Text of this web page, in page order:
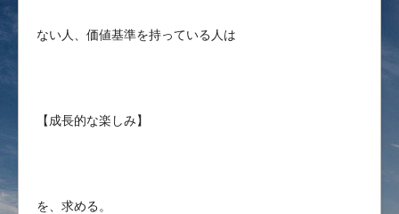
ない人、価値基準を持っている人は
【成長的な楽しみ】
を、求める。